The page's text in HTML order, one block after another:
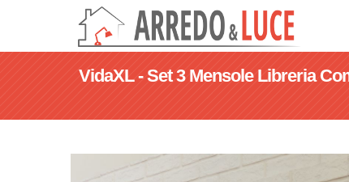
VidaXL - Set 3 Mensole Libreria